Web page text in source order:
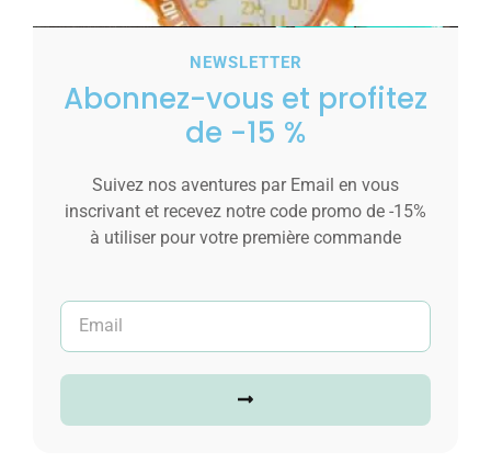
Montre infirmière Plastique Orange 141
6,00 €
Ajouter au panier
NEWSLETTER
Abonnez-vous et profitez
de -15 %
Suivez nos aventures par Email en vous
inscrivant et recevez notre code promo de -15%
à utiliser pour votre première commande